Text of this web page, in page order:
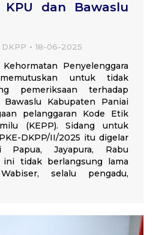
KPU dan Bawaslu
DKPP 18-06-2025
Penyelenggara
untuk tidak
pemeriksaan terhadap
Kabupaten Paniai
pelanggaran Kode Etik
(KEPP). Sidang untuk
DKPP/II/2025 itu digelar
Jayapura, Rabu
ini tidak berlangsung lama
selalu pengadu,